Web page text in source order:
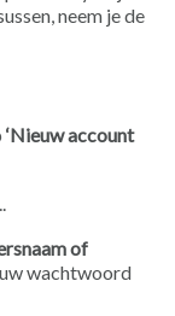
neem je de
‘Nieuw account
of
wachtwoord